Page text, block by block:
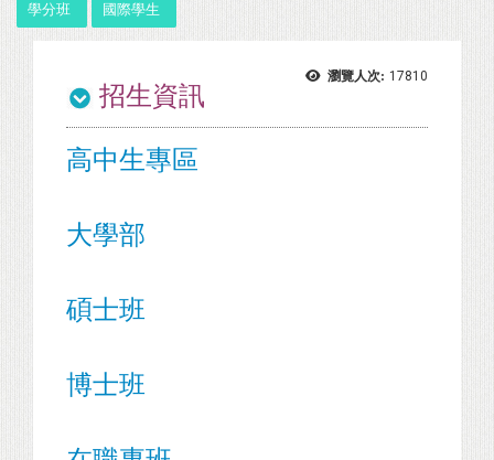
學分班 國際學生
瀏覽人次: 17810
招生資訊
高中生專區
大學部
碩士班
博士班